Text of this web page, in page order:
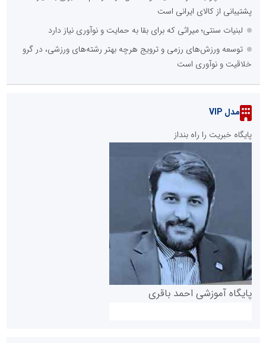
پشتیبانی از کالای ایرانی است
لبنیات سنتی؛ میراثی که برای بقا به حمایت و نوآوری نیاز دارد
توسعه ورزش‌های رزمی و ترویج هرچه بهتر رشته‌های ورزشی، در گرو
خلاقیت و نوآوری است
مدل VIP
پایگاه خبریت را راه بنداز
پایگاه آموزشی احمد باقری